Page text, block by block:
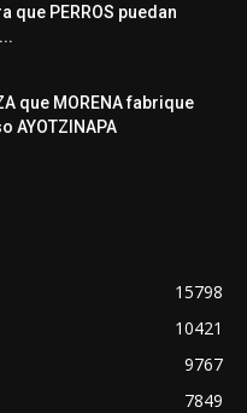
que PERROS puedan
que MORENA fabrique
AYOTZINAPA
15798
10421
9767
7849